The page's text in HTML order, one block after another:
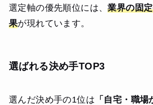
選定軸の優先順位には、業界の固
果が現れています。
選ばれる決め手TOP3
選んだ決め手の1位は 「自宅・職場